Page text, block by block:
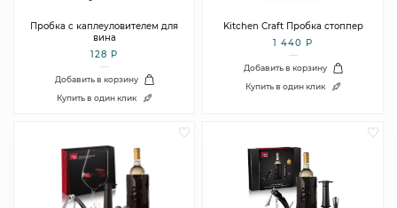
Пробка с каплеуловителем для
вина
128 Р
Добавить в корзину
Купить в один клик
Kitchen Craft Пробка стоппер
1 440 Р
Добавить в корзину
Купить в один клик